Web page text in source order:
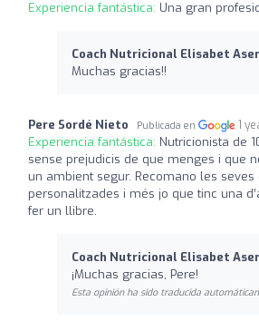
Experiencia fantástica: Una gran
Coach Nutricional Elisabet
Muchas gracias!!
Pere Sordé Nieto Publicada en 1
Experiencia fantástica: Nutricionista de
sense prejudicis de que menges i que
un ambient segur. Recomano les seves
personalitzades i més jo que tinc una
fer un llibre.
Coach Nutricional Elisabet
¡Muchas gracias, Pere!
Esta opinión ha sido traducida